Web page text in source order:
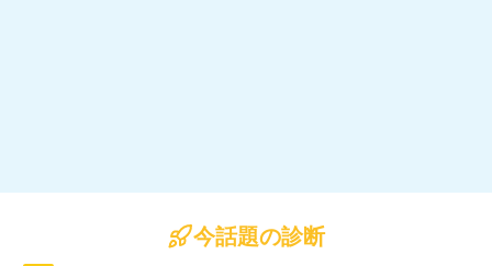
今話題の診断